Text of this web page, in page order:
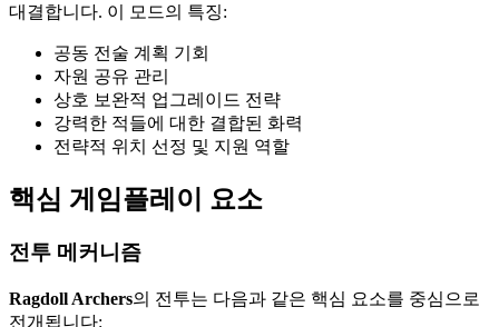
대결합니다. 이 모드의 특징:
공동 전술 계획 기회
자원 공유 관리
상호 보완적 업그레이드 전략
강력한 적들에 대한 결합된 화력
전략적 위치 선정 및 지원 역할
핵심 게임플레이 요소
전투 메커니즘
Ragdoll Archers의 전투는 다음과 같은 핵심 요소를 중심으로
전개됩니다: